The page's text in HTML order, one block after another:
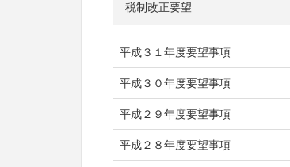
税制改正要望
平成３１年度要望事項
平成３０年度要望事項
平成２９年度要望事項
平成２８年度要望事項